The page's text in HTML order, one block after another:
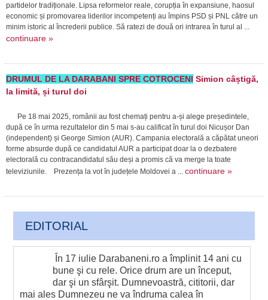
partidelor tradiționale. Lipsa reformelor reale, corupția în expansiune, haosul
economic și promovarea liderilor incompetenți au împins PSD și PNL către un
minim istoric al încrederii publice. Să ratezi de două ori intrarea în turul al ...
continuare »
DRUMUL DE LA DARABANI SPRE COTROCENI Simion câștigă,
la limită, și turul doi
Pe 18 mai 2025, românii au fost chemați pentru a-și alege președintele,
după ce în urma rezultatelor din 5 mai s-au calificat în turul doi Nicușor Dan
(independent) și George Simion (AUR). Campania electorală a căpătat uneori
forme absurde după ce candidatul AUR a participat doar la o dezbatere
electorală cu contracandidatul său deși a promis că va merge la toate
televiziunile. Prezența la vot în județele Moldovei a ... continuare »
EDITORIAL
În 17 iulie Darabaneni.ro a împlinit 14 ani cu
bune şi cu rele. Orice drum are un început,
dar şi un sfârşit. Dumnevoastră, cititorii, dar
mai ales Dumnezeu ne va îndruma calea în